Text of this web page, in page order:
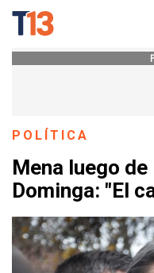
POLÍTICA
Mena luego
Dominga: "El